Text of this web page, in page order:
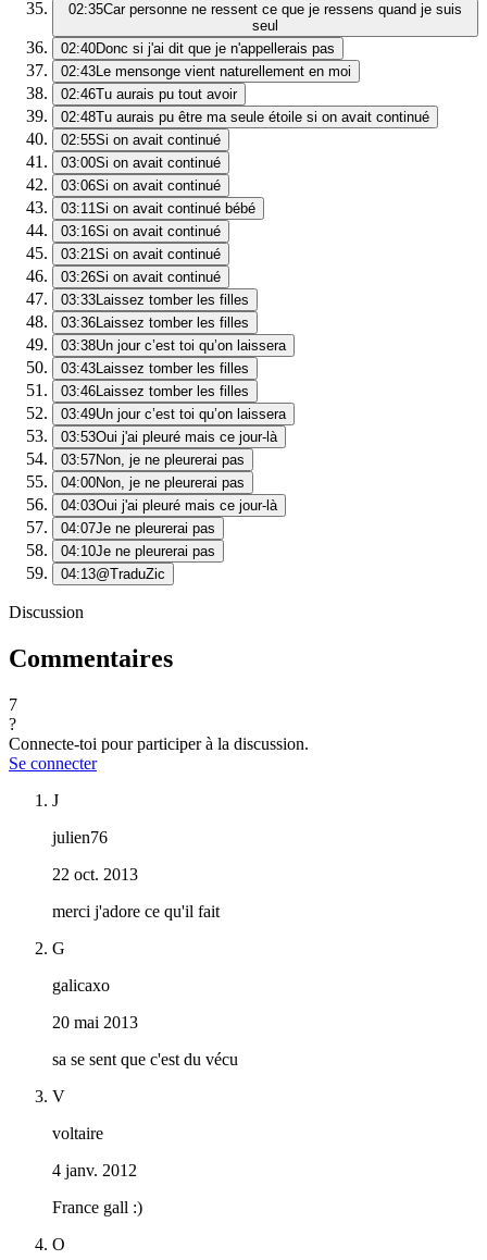
02:35Car personne ne ressent ce que je ressens quand je suis
seul
02:40Donc si j'ai dit que je n'appellerais pas
02:43Le mensonge vient naturellement en moi
02:46Tu aurais pu tout avoir
02:48Tu aurais pu être ma seule étoile si on avait continué
02:55Si on avait continué
03:00Si on avait continué
03:06Si on avait continué
03:11Si on avait continué bébé
03:16Si on avait continué
03:21Si on avait continué
03:26Si on avait continué
03:33Laissez tomber les filles
03:36Laissez tomber les filles
03:38Un jour c’est toi qu’on laissera
03:43Laissez tomber les filles
03:46Laissez tomber les filles
03:49Un jour c’est toi qu’on laissera
03:53Oui j'ai pleuré mais ce jour-là
03:57Non, je ne pleurerai pas
04:00Non, je ne pleurerai pas
04:03Oui j'ai pleuré mais ce jour-là
04:07Je ne pleurerai pas
04:10Je ne pleurerai pas
04:13@TraduZic
Discussion
Commentaires
7
?
Connecte-toi pour participer à la discussion.
Se connecter
J
julien76
22 oct. 2013
merci j'adore ce qu'il fait
G
galicaxo
20 mai 2013
sa se sent que c'est du vécu
V
voltaire
4 janv. 2012
France gall :)
O